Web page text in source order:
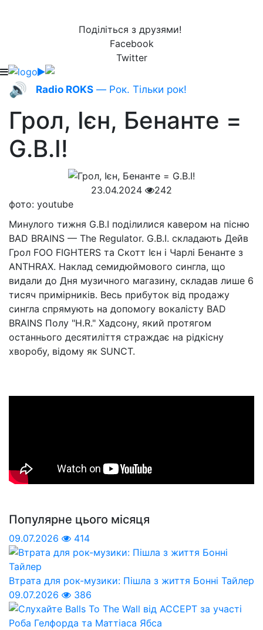
Поділіться з друзями!
Facebook
Twitter
🔊 Radio ROKS — Рок. Тільки рок!
Грол, Ієн, Бенанте =
G.B.I!
23.04.2024
242
фото: youtube
Минулого тижня G.B.I поділилися кавером на пісню
BAD BRAINS — The Regulator. G.B.I. складають Дейв
Грол FOO FIGHTERS та Скотт Ієн і Чарлі Бенанте з
ANTHRAX. Наклад семидюймового сингла, що
видали до Дня музичного магазину, складав лише 6
тисяч примірників. Весь прибуток від продажу
сингла спрямують на допомогу вокалісту BAD
BRAINS Полу "H.R." Хадсону, який протягом
останнього десятиліття страждає на рідкісну
хворобу, відому як SUNCT.
Популярне цього місяця
09.07.2026 414
Втрата для рок-музики: Пішла з життя Бонні Тайлер
09.07.2026
386